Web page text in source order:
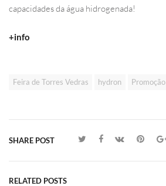
capacidades da água hidrogenada!
+info
Feira de Torres Vedras hydron Promoção
SHARE POST
RELATED POSTS